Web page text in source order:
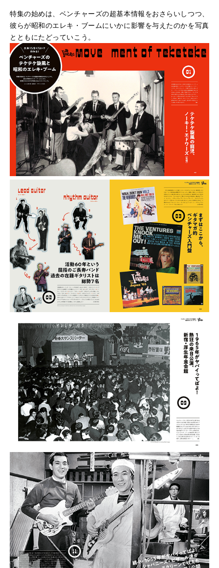
特集の始めは、ベンチャーズの超基本情報をおさらいしつつ、
彼らが昭和のエレキ・ブームにいかに影響を与えたのかを写真
とともにたどっていこう。